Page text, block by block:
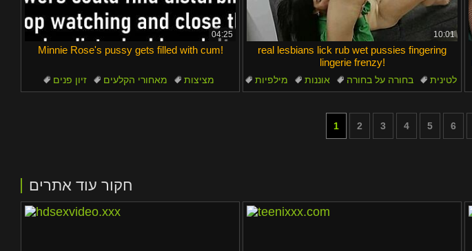
04:25
Minnie Rose's pussy gets filled with cum!
זיון פנים מאחורי הקלעים
מציצות
10:01
real lesbians lick rub wet pussies fingering
lingerie frenzy!
מילפיות אוננות בחורה על בחורה
לטינית
1 2 3 4 5 6
חקור עוד אתרים